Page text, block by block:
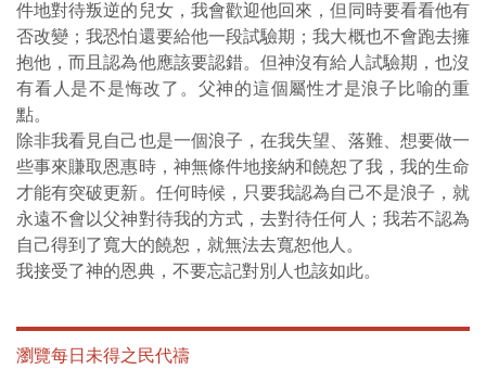
件地對待叛逆的兒女，我會歡迎他回來，但同時要看看他有
否改變；我恐怕還要給他一段試驗期；我大概也不會跑去擁
抱他，而且認為他應該要認錯。但神沒有給人試驗期，也沒
有看人是不是悔改了。父神的這個屬性才是浪子比喻的重
點。
除非我看見自己也是一個浪子，在我失望、落難、想要做一
些事來賺取恩惠時，神無條件地接納和饒恕了我，我的生命
才能有突破更新。任何時候，只要我認為自己不是浪子，就
永遠不會以父神對待我的方式，去對待任何人；我若不認為
自己得到了寬大的饒恕，就無法去寬恕他人。
我接受了神的恩典，不要忘記對別人也該如此。
瀏覽每日未得之民代禱